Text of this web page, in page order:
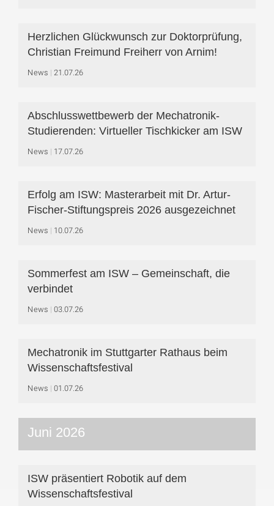
Herzlichen Glückwunsch zur Doktorprüfung,
Christian Freimund Freiherr von Arnim!
News 21.07.26
Abschlusswettbewerb der Mechatronik-
Studierenden: Virtueller Tischkicker am ISW
News 17.07.26
Erfolg am ISW: Masterarbeit mit Dr. Artur-
Fischer-Stiftungspreis 2026 ausgezeichnet
News 10.07.26
Sommerfest am ISW – Gemeinschaft, die
verbindet
News 03.07.26
Mechatronik im Stuttgarter Rathaus beim
Wissenschaftsfestival
News 01.07.26
Juni 2026
ISW präsentiert Robotik auf dem
Wissenschaftsfestival